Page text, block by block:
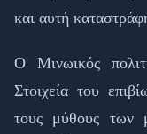
και αυτή
Ο Μινωικός
Στοιχεία του
τους μύθους των